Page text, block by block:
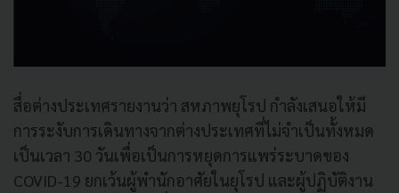
สื่อต่างประเทศรายงานว่า สหภาพยุโรป กำลังเสนอให้มี
การระงับการเดินทางจากต่างประเทศที่ไม่จำเป็นทั้งหมด
เป็นเวลา 30 วันเพื่อเป็นการหยุดการแพร่ระบาดของ
COVID-19 ยกเว้นผู้พำนักอาศัยในยุโรป และผู้ปฏิบัติงาน